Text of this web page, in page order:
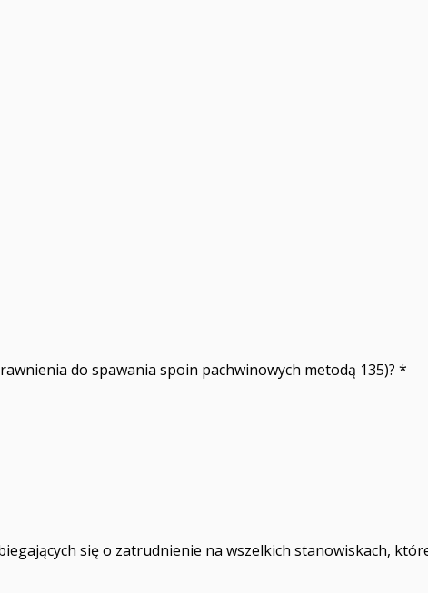
do spawania spoin pachwinowych metodą 135)? *
się o zatrudnienie na wszelkich stanowiskach,